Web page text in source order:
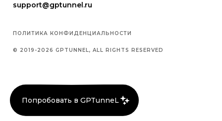
support@gptunnel.ru
ПОЛИТИКА КОНФИДЕНЦИАЛЬНОСТИ
© 2019-2026 GPTUNNEL, ALL RIGHTS RESERVED
Попробовать в GPTunneL